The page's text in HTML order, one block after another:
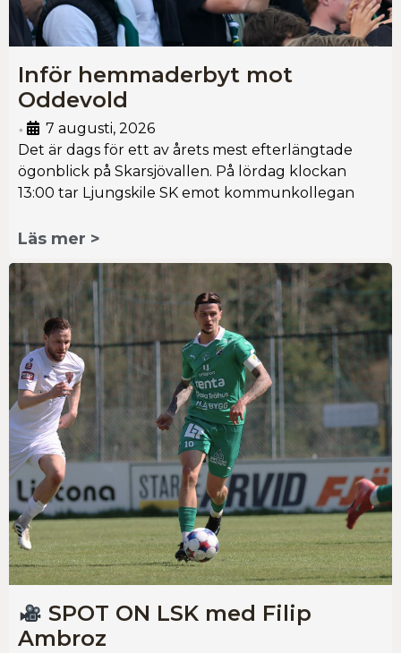
Inför hemmaderbyt mot
Oddevold
•
7 augusti, 2026
Det är dags för ett av årets mest efterlängtade
ögonblick på Skarsjövallen. På lördag klockan
13:00 tar Ljungskile SK emot kommunkollegan
Läs mer >
SPOT ON LSK med Filip
Ambroz